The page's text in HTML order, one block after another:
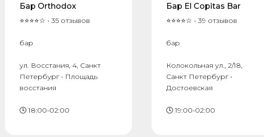
Бар Orthodox
⭐⭐⭐⭐☆ • 35 отзывов
бар
ул. Восстания, 4, Санкт
Петербург • Площадь
восстания
🕓 18:00-02:00
Бар El Copitas Bar
⭐⭐⭐⭐☆ • 39 отзывов
бар
Колокольная ул., 2/18,
Санкт Петербург •
Достоевская
🕓 19:00-02:00